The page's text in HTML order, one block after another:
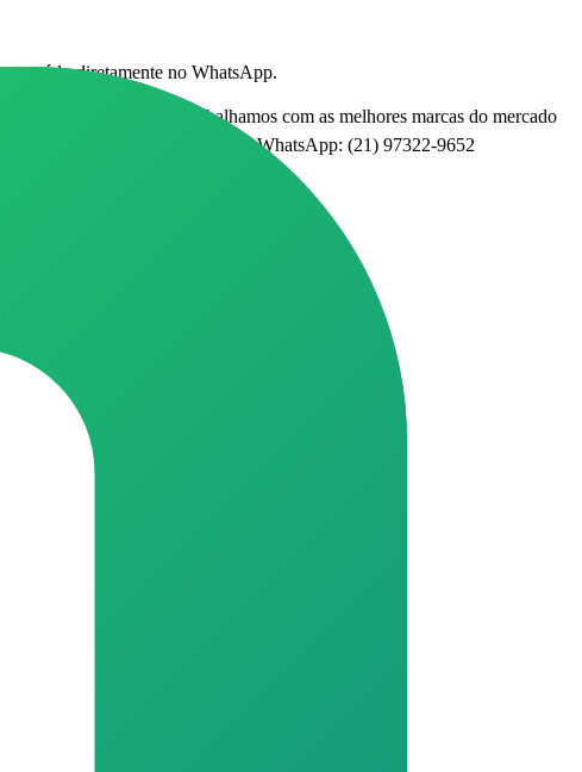
diretamente no WhatsApp.
mecânico. Trabalhamos com as melhores marcas do mercado
📲 Dúvidas e Orçamentos via WhatsApp: (21) 97322-9652